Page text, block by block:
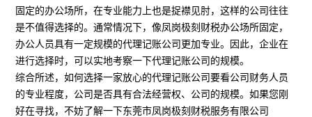
固定的办公场所，在专业能力上也是捉襟见肘，这样的公司往往
是不值得选择的。通常情况下，像凤岗极刻财税办公场所固定，
办公人员具有一定规模的代理记账公司更加专业。因此，企业在
进行选择时，可以实地考察一下代理记账公司的规模。
综合所述，如何选择一家放心的代理记账公司要看公司财务人员
的专业程度，公司是否具有合法经营权、公司的规模。如果您刚
好在寻找，不妨了解一下东莞市凤岗极刻财税服务有限公司